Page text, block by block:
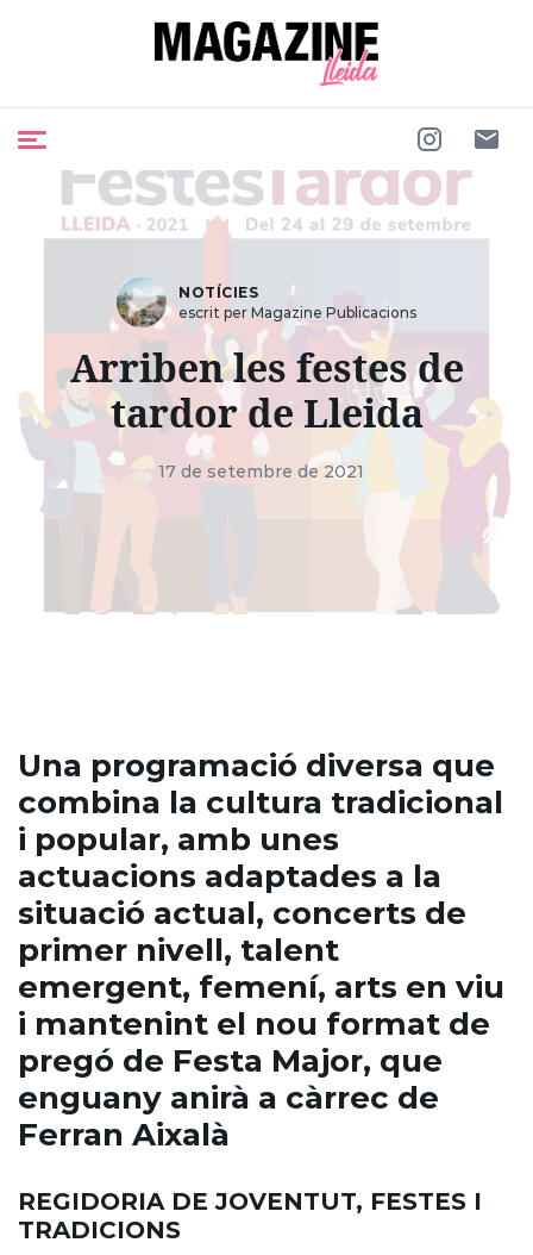
NOTÍCIES
escrit per Magazine Publicacions
Arriben les festes de
tardor de Lleida
17 de setembre de 2021
Una programació diversa que
combina la cultura tradicional
i popular, amb unes
actuacions adaptades a la
situació actual, concerts de
primer nivell, talent
emergent, femení, arts en viu
i mantenint el nou format de
pregó de Festa Major, que
enguany anirà a càrrec de
Ferran Aixalà
REGIDORIA DE JOVENTUT, FESTES I
TRADICIONS